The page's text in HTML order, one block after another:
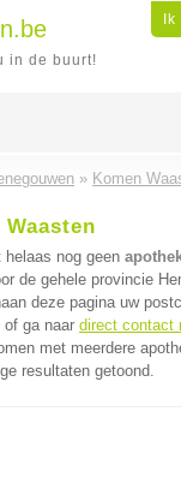
in de buurt!
» Komen
nog geen
de gehele provincie
deze pagina uw
ga naar direct contact
met meerdere
resultaten getoond.